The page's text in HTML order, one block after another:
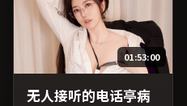
索。）
01:53:00
无人接听的电话亭病